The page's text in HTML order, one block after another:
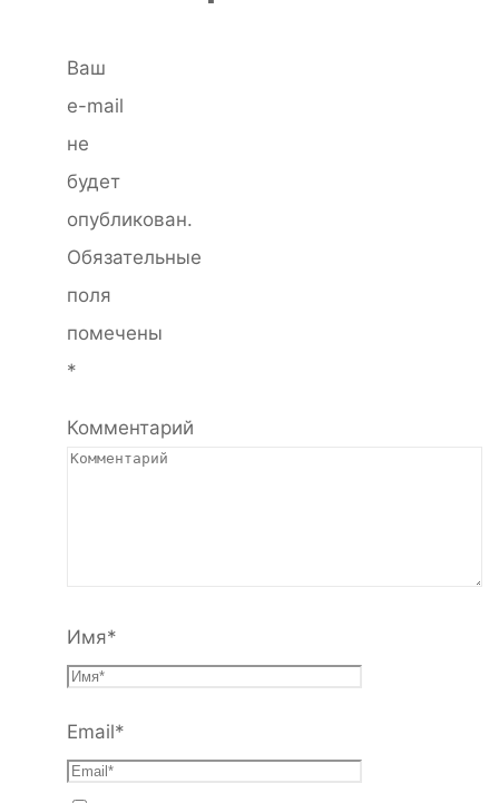
Ваш
e-mail
не
будет
опубликован.
Обязательные
поля
помечены
*
Комментарий
Имя*
Email*